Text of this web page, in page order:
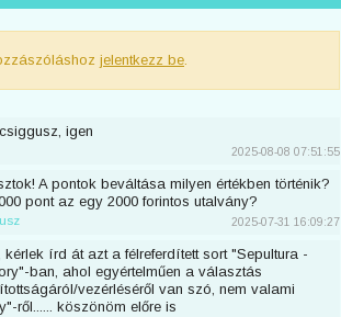
jelentkezz be.
igen
2025-08-08 07:51:55
A pontok beváltása milyen értékben történik?
pont az egy 2000 forintos utalvány?
2025-07-31 16:09:27
kérlek írd át azt a félreferdített sort "Sepultura -
ban, ahol egyértelműen a választás
vezérléséről van szó, nem valami
ről...... köszönöm előre is